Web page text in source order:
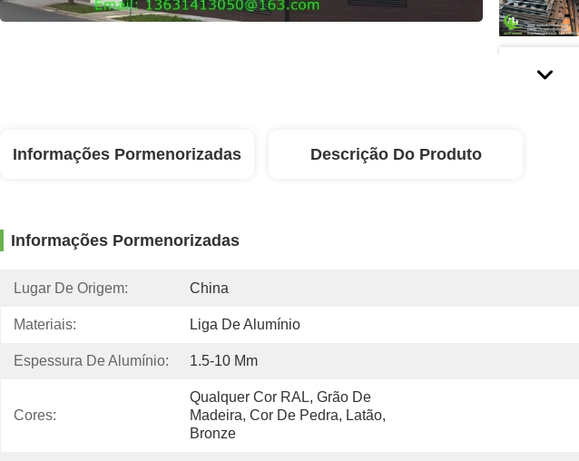
Informações Pormenorizadas Descrição Do Produto
Informações Pormenorizadas
Lugar De Origem: China
Materiais: Liga De Alumínio
Espessura De Alumínio: 1.5-10 Mm
Cores:
Qualquer Cor RAL, Grão De
Madeira, Cor De Pedra, Latão,
Bronze